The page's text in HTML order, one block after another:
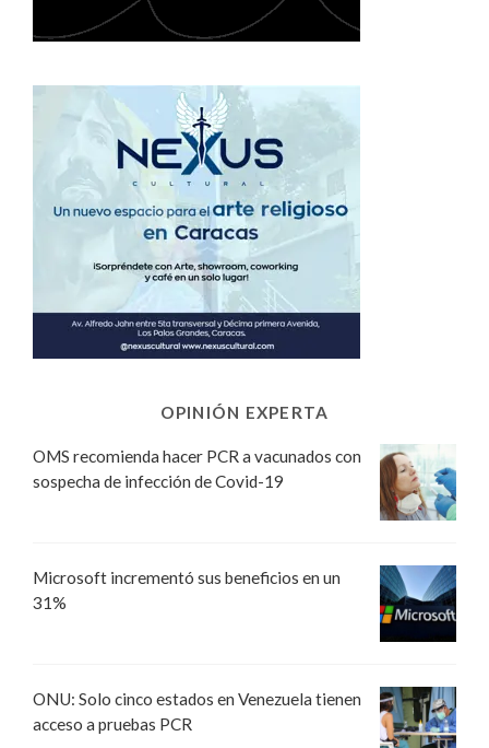
OPINIÓN EXPERTA
OMS recomienda hacer PCR a vacunados con
sospecha de infección de Covid-19
Microsoft incrementó sus beneficios en un
31%
ONU: Solo cinco estados en Venezuela tienen
acceso a pruebas PCR